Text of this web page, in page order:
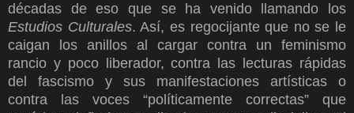
décadas de eso que se ha venido llamando los
Estudios Culturales. Así, es regocijante que no se le
caigan los anillos al cargar contra un feminismo
rancio y poco liberador, contra las lecturas rápidas
del fascismo y sus manifestaciones artísticas o
contra las voces “políticamente correctas” que